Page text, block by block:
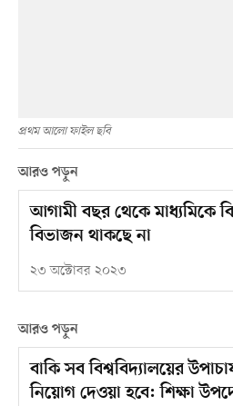
প্রথম আলো ফাইল ছবি
আরও পড়ুন
আগামী বছর থেকে মাধ্যমিকে
বিভাজন থাকছে না
২৩ অক্টোবর ২০২৩
আরও পড়ুন
বাকি সব বিশ্ববিদ্যালয়ের
নিয়োগ দেওয়া হবে: শিক্ষা